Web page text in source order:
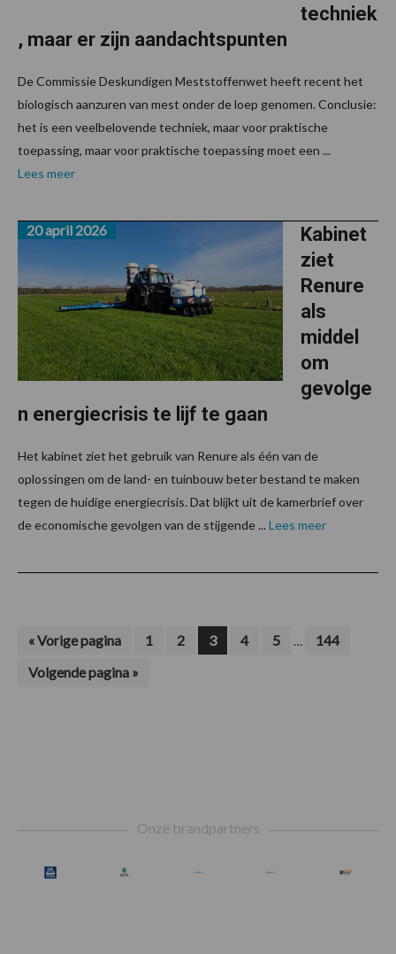
techniek
, maar er zijn aandachtspunten
De Commissie Deskundigen Meststoffenwet heeft recent het
biologisch aanzuren van mest onder de loep genomen. Conclusie:
het is een veelbelovende techniek, maar voor praktische
toepassing, maar voor praktische toepassing moet een ...
Lees meer
Kabinet
ziet
Renure
als
middel
om
gevolge
n energiecrisis te lijf te gaan
20 april 2026
Het kabinet ziet het gebruik van Renure als één van de
oplossingen om de land- en tuinbouw beter bestand te maken
tegen de huidige energiecrisis. Dat blijkt uit de kamerbrief over
de economische gevolgen van de stijgende ... Lees meer
«Ga
Vorige pagina Pagina
1 Pagina
2 Pagina
3 Pagina
4 Pagina
5
Interim
… Pagina
144
Ga
naar
Volgende pagina »
Onze brandpartners